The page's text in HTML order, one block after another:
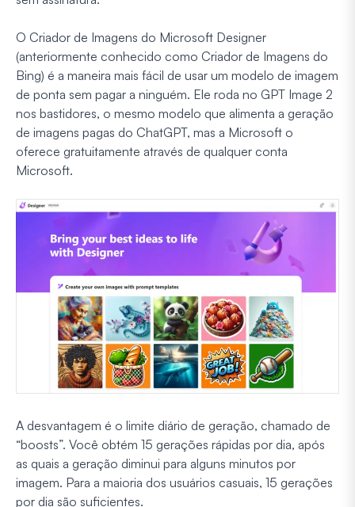
O Criador de Imagens do Microsoft Designer
(anteriormente conhecido como Criador de Imagens do
Bing) é a maneira mais fácil de usar um modelo de imagem
de ponta sem pagar a ninguém. Ele roda no GPT Image 2
nos bastidores, o mesmo modelo que alimenta a geração
de imagens pagas do ChatGPT, mas a Microsoft o
oferece gratuitamente através de qualquer conta
Microsoft.
A desvantagem é o limite diário de geração, chamado de
“boosts”. Você obtém 15 gerações rápidas por dia, após
as quais a geração diminui para alguns minutos por
imagem. Para a maioria dos usuários casuais, 15 gerações
por dia são suficientes.